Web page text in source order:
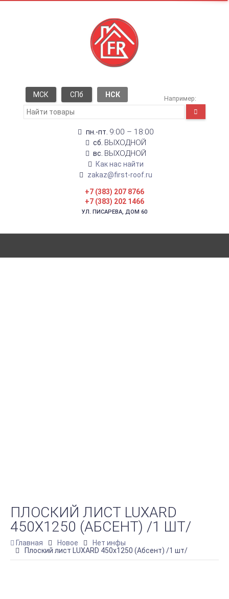
МСК СПб НСК Например:
пн.-пт. 9:00 – 18:00
сб. ВЫХОДНОЙ
вс. ВЫХОДНОЙ
Как нас найти
zakaz@first-roof.ru
+7 (383) 207 8766
+7 (383) 202 1466
УЛ. ПИСАРЕВА, ДОМ 60
ПЛОСКИЙ ЛИСТ LUXARD
450Х1250 (АБСЕНТ) /1 ШТ/
Главная Новое
Нет инфы
Плоский лист LUXARD 450х1250 (Абсент) /1 шт/